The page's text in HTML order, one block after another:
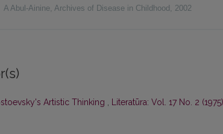
A Abul-Ainine, Archives of Disease in Childhood , 2002
Artistic Thinking , Literatūra: Vol. 17 No. 2